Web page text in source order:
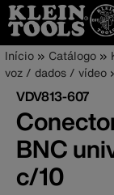
Pular
para
conteúdo
principal
principal
Trilha
de
Início Catálogo
voz / dados / vídeo
VDV813-607
BNC
c/10